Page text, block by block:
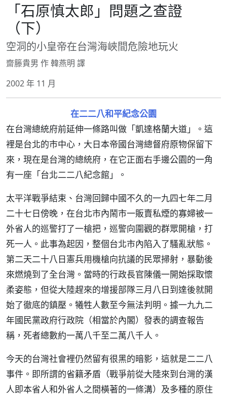
「石原慎太郎」問題之查證
（下）
空洞的小皇帝在台灣海峽間危險地玩火
齋籐貴男 作 韓燕明 譯
2002 年 11 月
在二二八和平紀念公園
在台灣總統府前延伸一條路叫做「凱達格蘭大道」。這
裡是台北的市中心，大日本帝國台灣總督府原物保留下
來，現在是台灣的總統府，在它正面右手邊公園的一角
有一座「台北二二八紀念館」。
太平洋戰爭結束、台灣回歸中國不久的一九四七年二月
二十七日傍晚，在台北市內鬧市一販賣私煙的寡婦被一
外省人的巡警打了一槍把，巡警向圍觀的群眾開槍，打
死一人。此事為起因，整個台北市內陷入了騷亂狀態。
第二天二十八日憲兵用機槍向抗議的民眾掃射，暴動後
來燃燒到了全台灣。當時的行政長官陳儀一開始採取懷
柔姿態，但從大陸趕來的增援部隊三月八日到達後就開
始了徹底的鎮壓。犧牲人數至今無法判明。據一九九二
年國民黨政府行政院（相當於內閣）發表的調查報告
稱，死者總數約一萬八千至二萬八千人。
今天的台灣社會裡仍然留有很黑的暗影，這就是二二八
事件。即所謂的省籍矛盾（戰爭前從大陸來到台灣的漢
人即本省人和外省人之間橫著的一條溝）及多種的原住